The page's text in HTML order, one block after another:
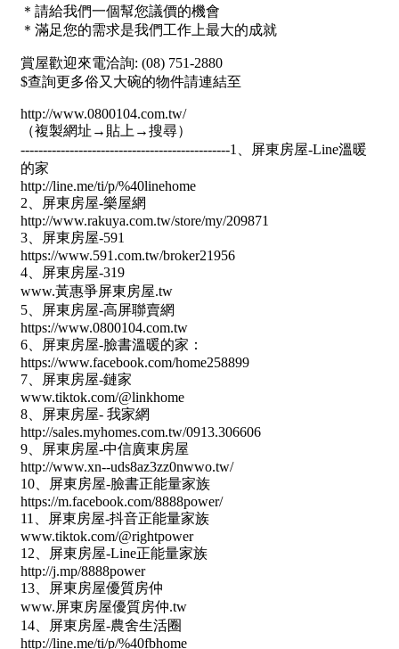
~
不拘
1房
2房
4房 5房以上
屋齡
不拘
5-10 年
20-30 年 30-40 年
40 年以上
售價